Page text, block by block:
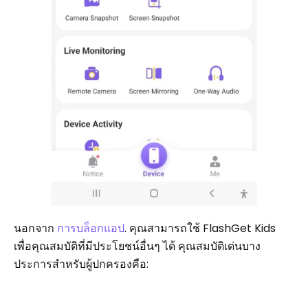
นอกจาก การบล็อกแอป. คุณสามารถใช้ FlashGet Kids
เพื่อคุณสมบัติที่มีประโยชน์อื่นๆ ได้ คุณสมบัติเด่นบาง
ประการสำหรับผู้ปกครองคือ: